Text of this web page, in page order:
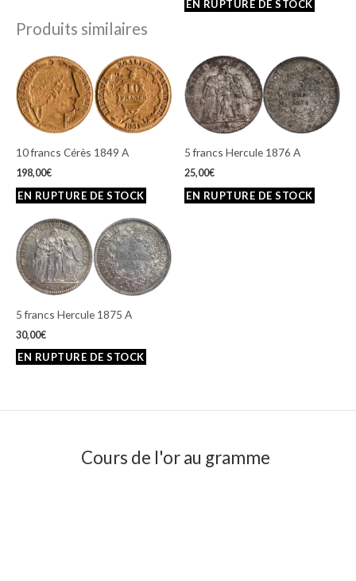
Produits similaires
10 francs Cérès 1849 A
198,00€
5 francs Hercule 1876 A
25,00€
5 francs Hercule 1875 A
30,00€
Cours de l'or au gramme